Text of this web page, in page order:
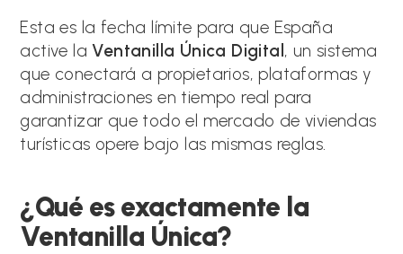
Esta es la fecha límite para que España
active laVentanilla Única Digital, un sistema
que conectará a propietarios, plataformas y
administraciones en tiempo real para
garantizar que todo el mercado de viviendas
turísticas opere bajo las mismas reglas.
¿Qué es exactamente la
Ventanilla Única?